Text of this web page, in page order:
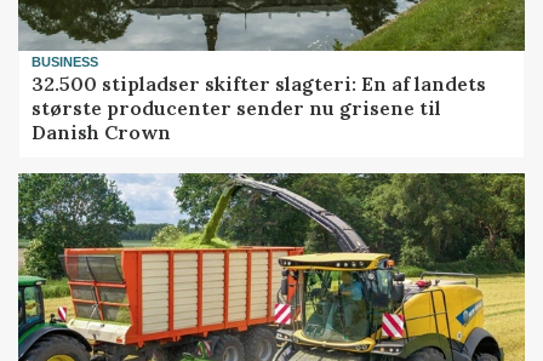
BUSINESS
32.500 stipladser skifter slagteri: En af landets
største producenter sender nu grisene til
Danish Crown